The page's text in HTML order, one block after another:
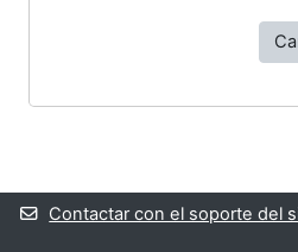
Bloques
Contactar con el soporte del